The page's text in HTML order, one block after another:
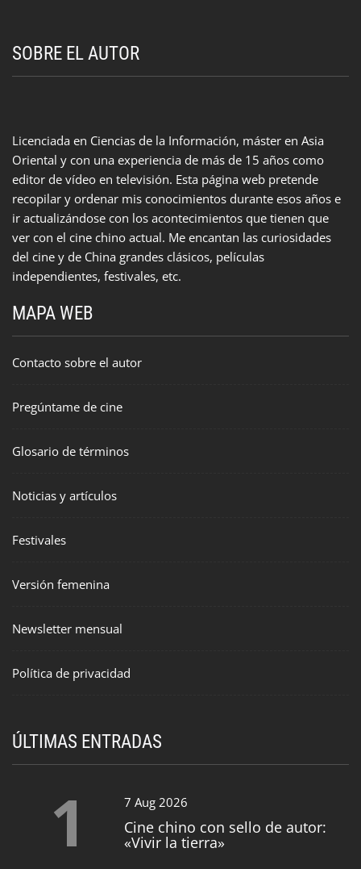
SOBRE EL AUTOR
Licenciada en Ciencias de la Información, máster en Asia
Oriental y con una experiencia de más de 15 años como
editor de vídeo en televisión. Esta página web pretende
recopilar y ordenar mis conocimientos durante esos años e
ir actualizándose con los acontecimientos que tienen que
ver con el cine chino actual. Me encantan las curiosidades
del cine y de China grandes clásicos, películas
independientes, festivales, etc.
MAPA WEB
Contacto sobre el autor
Pregúntame de cine
Glosario de términos
Noticias y artículos
Festivales
Versión femenina
Newsletter mensual
Política de privacidad
ÚLTIMAS ENTRADAS
1 7 Aug 2026
Cine chino con sello de autor:
«Vivir la tierra»